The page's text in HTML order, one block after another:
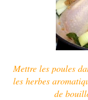
Mettre les poules
les herbes
de